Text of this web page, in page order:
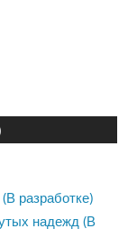
разработке)
надежд (В